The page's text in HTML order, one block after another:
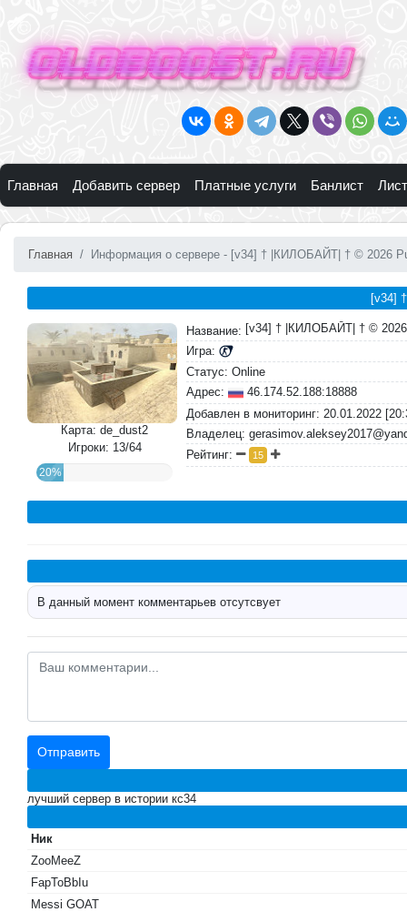
Главная Добавить сервер Платные услуги Банлист
Главная Информация о сервере - [v34] † |КИЛОБАЙТ| † © 2026
[v34]
Карта: de_dust2
Игроки: 13/64
20%
Название: [v34] † |КИЛОБАЙТ| † ©
Игра:
Статус: Online
Адрес:
46.174.52.188:18888
Добавлен в мониторинг: 20.01.2022
Владелец:
Рейтинг:
15
В данный момент комментарьев отсутсвует
лучший сервер в истории кс34
Ник
ZooMeeZ
FapToBbIu
Messi GOAT